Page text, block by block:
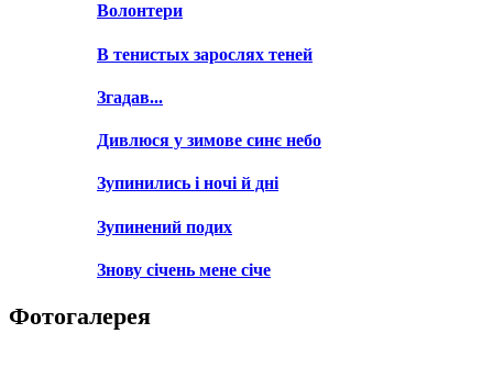
Волонтери
В тенистых зарослях теней
Згадав...
Дивлюся у зимове синє небо
Зупинились і ночі й дні
Зупинений подих
Знову січень мене січе
Фотогалерея